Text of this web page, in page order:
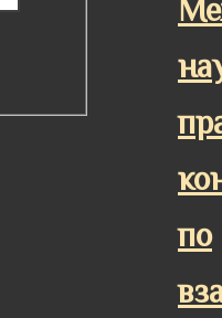
по